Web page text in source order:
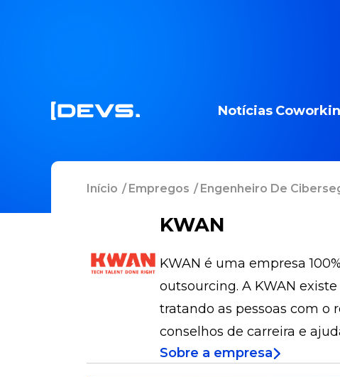
Notícias
Início /Empregos / Engenheiro De
KWAN
KWAN é uma empresa
outsourcing. A KWAN
tratando as pessoas com o
conselhos de carreira e
Sobre a empresa